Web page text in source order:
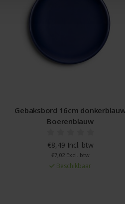
Gebaksbord 16cm Kitchen
€5,36 Excl. btw
Beschikbaar